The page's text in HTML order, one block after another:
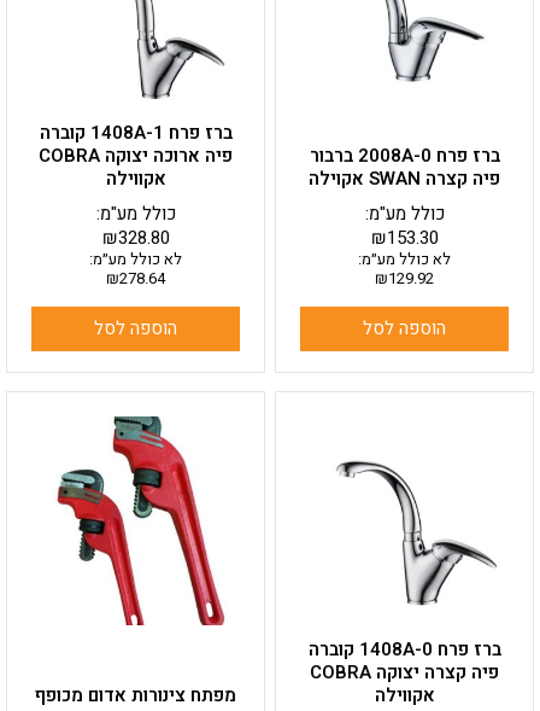
ברז פרח 2008A-0 ברבור
פיה קצרה SWAN אקוילה
₪153.30
כולל מע"מ:
לא כולל מע״מ:
₪129.92
הוספה לסל
ברז פרח 1408A-1 קוברה
פיה ארוכה יצוקה COBRA
אקווילה
₪328.80
כולל מע"מ:
לא כולל מע״מ:
₪278.64
הוספה לסל
ברז פרח 1408A-0 קוברה
פיה קצרה יצוקה COBRA
אקווילה
מפתח צינורות אדום מכופף
זה
יש
מספר
סוגים.
ניתן
לבחור
את
האפשרויות
בעמוד